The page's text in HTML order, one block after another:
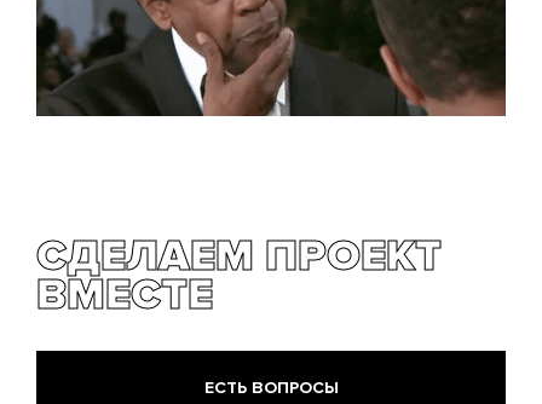
СДЕЛАЕМ ПРОЕКТ
ВМЕСТЕ
ЕСТЬ ВОПРОСЫ